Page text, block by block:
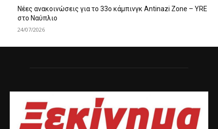
Νέες ανακοινώσεις για το 33ο κάμπινγκ Antinazi Zone – YRE
στο Ναύπλιο
24/07/2026